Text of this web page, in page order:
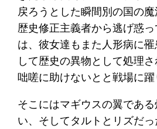
戻ろうとした瞬間別の国の
歴史修正主義者から逃げ惑
は、彼女達もまた人形病に
して歴史の異物として処理
咄嗟に助けないとと戦場に躍
そこにはマギウスの翼であ
い、そしてタルトとリズだっ